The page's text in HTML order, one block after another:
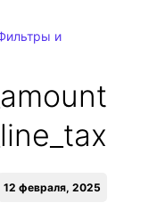
и
_line_tax
12 февраля, 2025